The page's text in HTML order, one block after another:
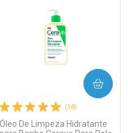
Comprar sem Desconto
Comprar sem Desconto
(18)
Óleo De Limpeza Hidratante
COMPRAR